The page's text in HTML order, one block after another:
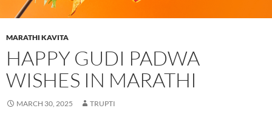
MARATHI KAVITA
HAPPY GUDI PADWA
WISHES IN MARATHI
MARCH 30, 2025 TRUPTI